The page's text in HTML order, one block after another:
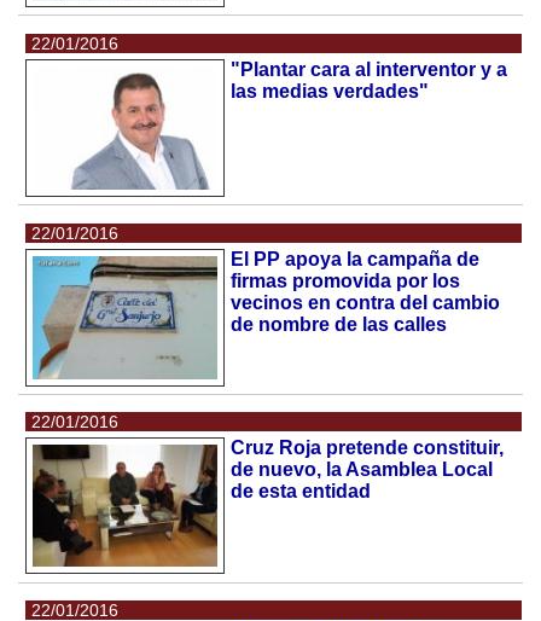
22/01/2016
"Plantar cara al interventor y a
las medias verdades"
22/01/2016
El PP apoya la campaña de
firmas promovida por los
vecinos en contra del cambio
de nombre de las calles
22/01/2016
Cruz Roja pretende constituir,
de nuevo, la Asamblea Local
de esta entidad
22/01/2016